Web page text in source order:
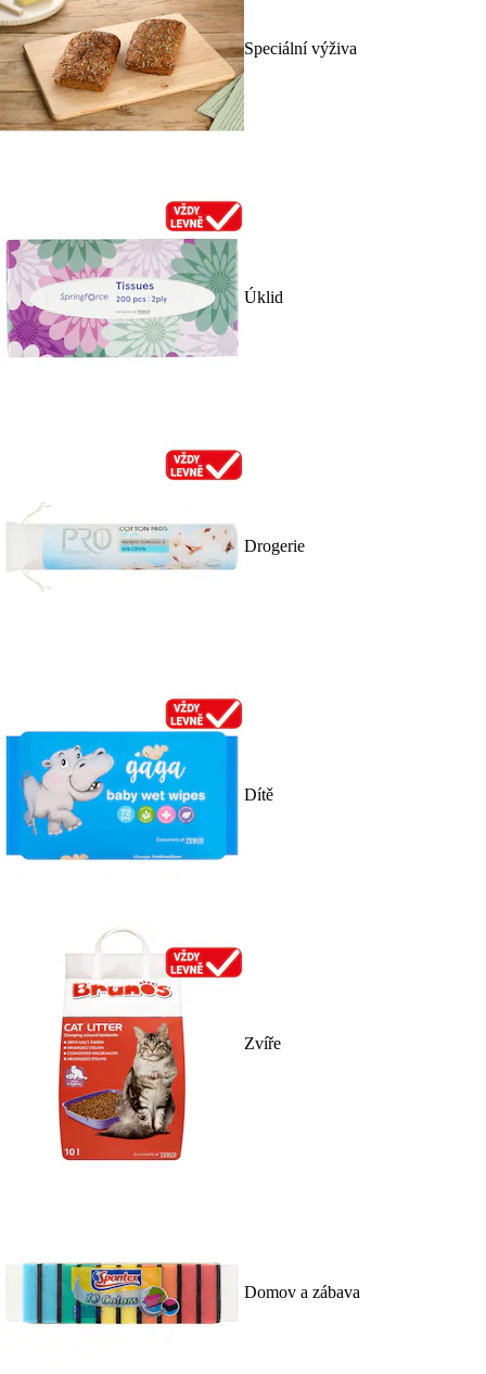
Speciální výživa
Úklid
Drogerie
Dítě
Zvíře
Domov a zábava